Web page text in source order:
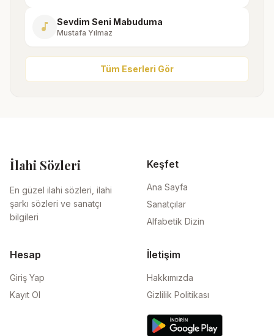
music_note Sevdim Seni Mabuduma
Mustafa Yılmaz
Tüm Eserleri Gör
İlahi Sözleri
En güzel ilahi sözleri, ilahi
şarkı sözleri ve sanatçı
bilgileri
Keşfet
Ana Sayfa
Sanatçılar
Alfabetik Dizin
Hesap
Giriş Yap
Kayıt Ol
İletişim
Hakkımızda
Gizlilik Politikası